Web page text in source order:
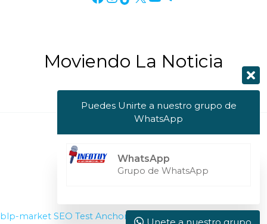
Moviendo La Noticia
Powered by Info Tuy
blp-market SEO Test Anchor Visit W3Schools
Puedes Unirte a nuestro grupo de
WhatsApp
WhatsApp
Grupo de WhatsApp